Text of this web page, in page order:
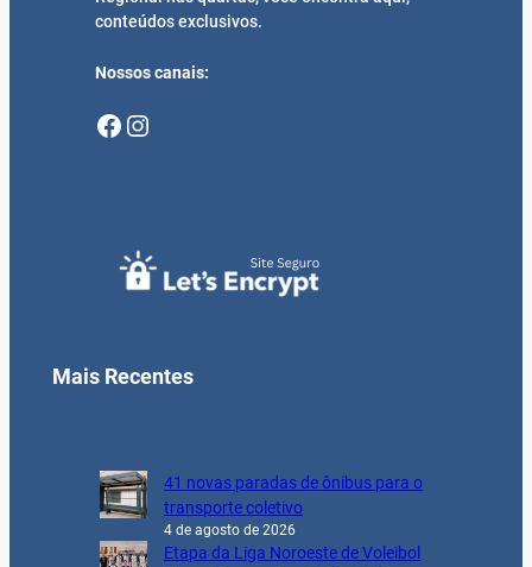
conteúdos exclusivos.
Nossos canais:
Facebook Instagram
Mais Recentes
41 novas paradas de ônibus para o
transporte coletivo
4 de agosto de 2026
Etapa da Liga Noroeste de Voleibol